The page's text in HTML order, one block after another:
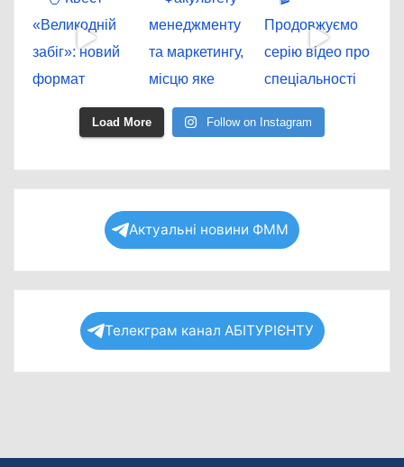
Load More Follow on Instagram
Актуальні новини ФММ
Телекграм канал АБІТУРІЄНТУ